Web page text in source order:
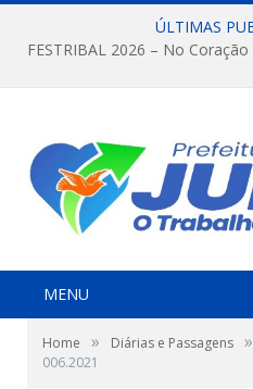
ÚLTIMAS
MENU
Home » Diárias e Passagens »
006.2021